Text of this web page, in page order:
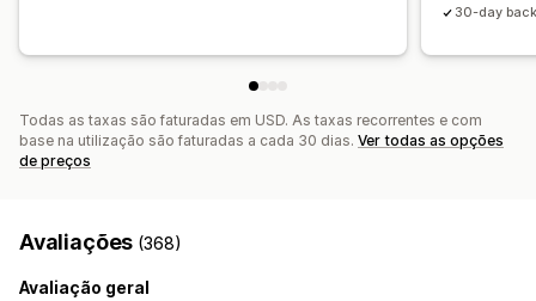
30-day
Todas as taxas são faturadas em USD. As taxas recorrentes e com
base na utilização são faturadas a cada 30 dias. Ver todas as opções
de preços
Avaliações (368)
Avaliação geral